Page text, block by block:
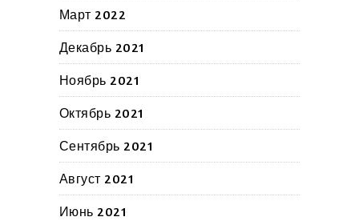
Март 2022
Декабрь 2021
Ноябрь 2021
Октябрь 2021
Сентябрь 2021
Август 2021
Июнь 2021